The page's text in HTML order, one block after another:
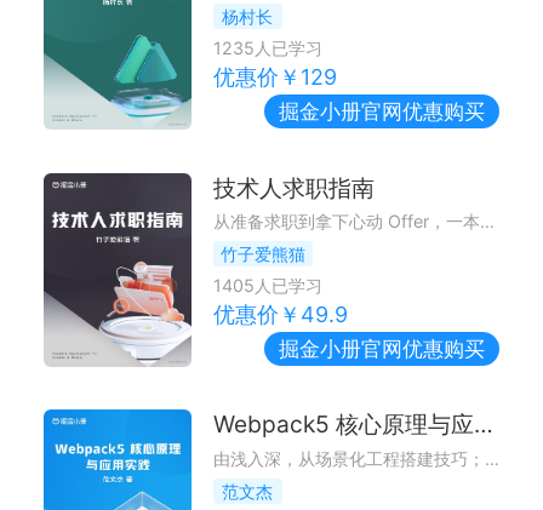
杨村长
1235 人已学习
优惠价￥ 129
掘金小册官网优惠购买
技术人求职指南
从准备求职到拿下心动 Offer，一本职场的全方位攻略
竹子爱熊猫
1405 人已学习
优惠价￥ 49.9
掘金小册官网优惠购买
Webpack5 核心原理与应用实践
由浅入深，从场景化工程搭建技巧；到构建与应用性能优化技巧；再到 Loader、Plugin 组件开发；最终落地到源码级剖析 Webpack 执行原理。
范文杰